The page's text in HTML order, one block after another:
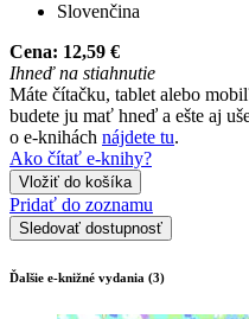
Slovenčina
Cena: 12,59 €
Ihneď na stiahnutie
Máte čítačku, tablet alebo
budete ju mať hneď a ešte aj
o e-knihách nájdete tu.
Ako čítať e-knihy?
Vložiť do košíka
Pridať do zoznamu
Sledovať dostupnosť
Ďalšie e-knižné vydania (3)